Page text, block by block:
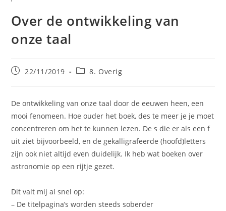
Over de ontwikkeling van
onze taal
Bericht22/11/2019 Berichtcategorie:
8. Overig
De ontwikkeling van onze taal door de eeuwen heen, een
mooi fenomeen. Hoe ouder het boek, des te meer je je moet
concentreren om het te kunnen lezen. De s die er als een f
uit ziet bijvoorbeeld, en de gekalligrafeerde (hoofd)letters
zijn ook niet altijd even duidelijk. Ik heb wat boeken over
astronomie op een rijtje gezet.
Dit valt mij al snel op:
– De titelpagina’s worden steeds soberder